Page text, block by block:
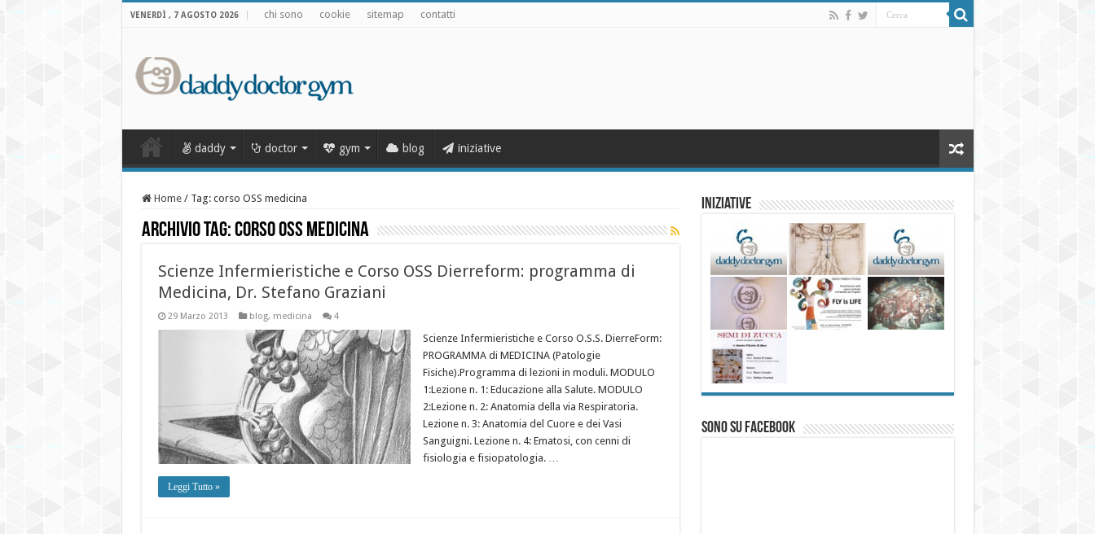
VENERDÌ , 7 AGOSTO 2026 chi sono cookie sitemap contatti
daddy doctor gym blog iniziative
Home / Tag: corso OSS medicina
Archivio Tag:corso OSS medicina
Scienze Infermieristiche e Corso OSS Dierreform: programma di
Medicina, Dr. Stefano Graziani
29 Marzo 2013 blog, medicina 4
Scienze Infermieristiche e Corso O.S.S. DierreForm:
PROGRAMMA di MEDICINA (Patologie
Fisiche).Programma di lezioni in moduli. MODULO
1:Lezione n. 1: Educazione alla Salute. MODULO
2:Lezione n. 2: Anatomia della via Respiratoria.
Lezione n. 3: Anatomia del Cuore e dei Vasi
Sanguigni. Lezione n. 4: Ematosi, con cenni di
fisiologia e fisiopatologia. …
Leggi Tutto »
Iniziative
Sono su Facebook